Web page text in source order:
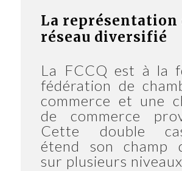
La représentation
réseau diversifié
La FCCQ est à la
fédération de
commerce et une
de commerce
Cette double
étend son champ
sur plusieurs